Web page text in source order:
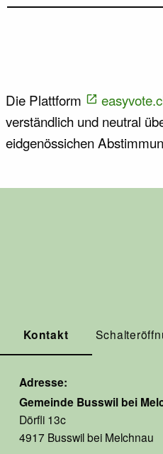
Die Plattform
verständlich und neutral
eidgenössichen
Kontakt
Adresse
Gemeinde Busswil bei
Dörfli 13c
4917 Busswil bei Melchnau